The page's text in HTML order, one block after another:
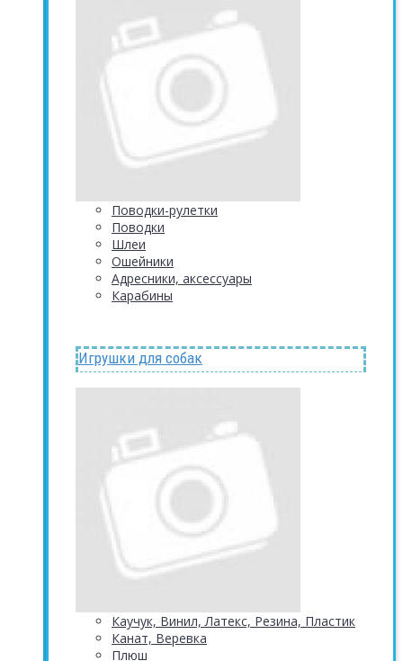
Поводки-рулетки
Поводки
Шлеи
Ошейники
Адресники, аксессуары
Карабины
Игрушки для собак
Каучук, Винил, Латекс, Резина, Пластик
Канат, Веревка
Плюш